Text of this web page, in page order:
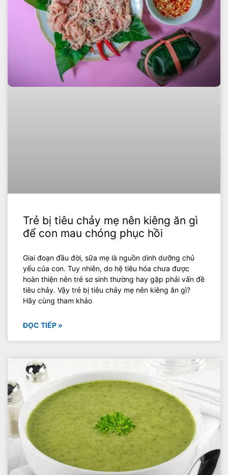
Trẻ bị tiêu chảy mẹ nên kiêng ăn gì
để con mau chóng phục hồi
Giai đoạn đầu đời, sữa mẹ là nguồn dinh dưỡng chủ
yếu của con. Tuy nhiên, do hệ tiêu hóa chưa được
hoàn thiện nên trẻ sơ sinh thường hay gặp phải vấn đề
tiêu chảy. Vậy trẻ bị tiêu chảy mẹ nên kiêng ăn gì?
Hãy cùng tham khảo
ĐỌC TIẾP »